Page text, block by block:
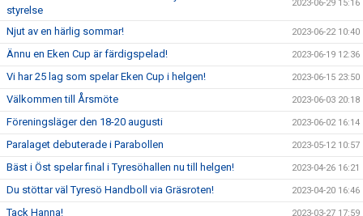
styrelse
2023-06-29 15:16
Njut av en härlig sommar! 2023-06-22 10:40
Ännu en Eken Cup är färdigspelad! 2023-06-19 12:36
Vi har 25 lag som spelar Eken Cup i helgen! 2023-06-15 23:50
Välkommen till Årsmöte 2023-06-03 20:18
Föreningsläger den 18-20 augusti 2023-06-02 16:14
Paralaget debuterade i Parabollen 2023-05-12 10:57
Bäst i Öst spelar final i Tyresöhallen nu till helgen! 2023-04-26 16:21
Du stöttar väl Tyresö Handboll via Gräsroten! 2023-04-20 16:46
Tack Hanna! 2023-03-27 17:59